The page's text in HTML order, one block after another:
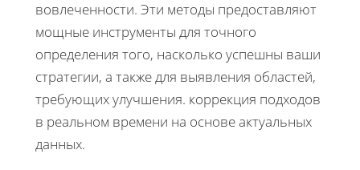
вовлеченности. Эти методы предоставляют
мощные инструменты для точного
определения того, насколько успешны ваши
стратегии, а также для выявления областей,
требующих улучшения. коррекция подходов
в реальном времени на основе актуальных
данных.